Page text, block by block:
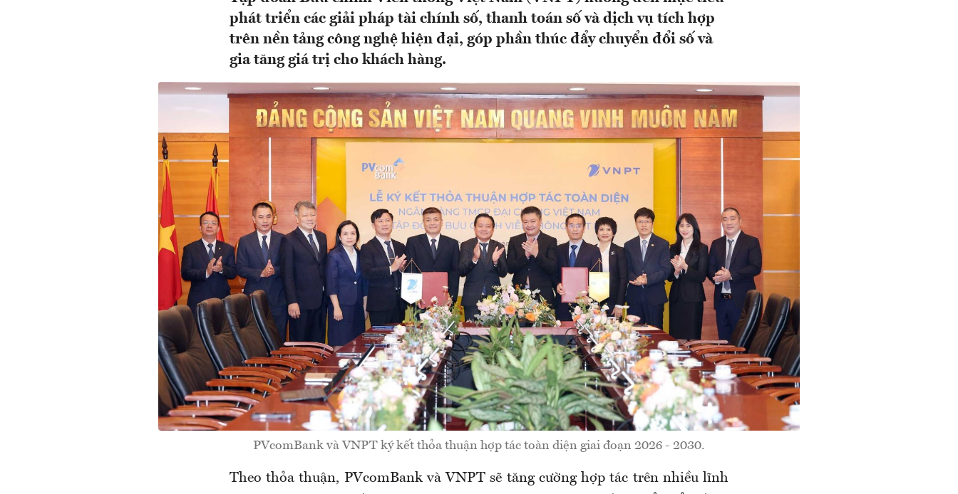
phát triển các giải pháp tài chính số, thanh toán số và dịch vụ tích hợp
trên nền tảng công nghệ hiện đại, góp phần thúc đẩy chuyển đổi số và
gia tăng giá trị cho khách hàng.
PVcomBank và VNPT ký kết thỏa thuận hợp tác toàn diện giai đoạn 2026 - 2030.
Theo thỏa thuận, PVcomBank và VNPT sẽ tăng cường hợp tác trên nhiều lĩnh